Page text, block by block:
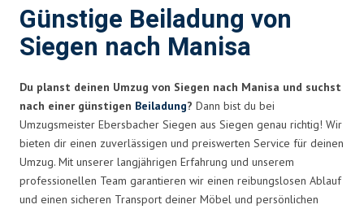
Günstige Beiladung von
Siegen nach Manisa
Du planst deinen Umzug von Siegen nach Manisa und suchst
nach einer günstigen Beiladung? Dann bist du bei
Umzugsmeister Ebersbacher Siegen aus Siegen genau richtig! Wir
bieten dir einen zuverlässigen und preiswerten Service für deinen
Umzug. Mit unserer langjährigen Erfahrung und unserem
professionellen Team garantieren wir einen reibungslosen Ablauf
und einen sicheren Transport deiner Möbel und persönlichen